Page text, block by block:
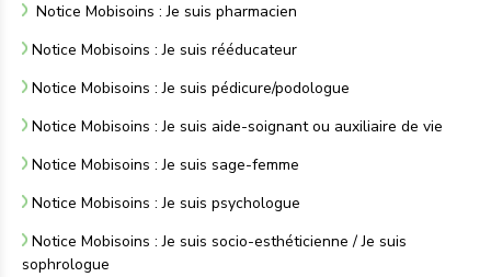
Notice Mobisoins : Je suis pharmacien
Notice Mobisoins : Je suis rééducateur
Notice Mobisoins : Je suis pédicure/podologue
Notice Mobisoins : Je suis aide-soignant ou auxiliaire de vie
Notice Mobisoins : Je suis sage-femme
Notice Mobisoins : Je suis psychologue
Notice Mobisoins : Je suis socio-esthéticienne /Je suis
sophrologue